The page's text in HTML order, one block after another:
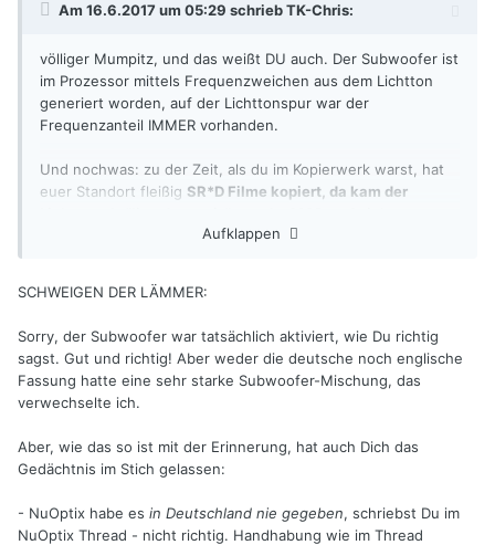
Am 16.6.2017 um 05:29 schriebTK-Chris:
völliger Mumpitz, und das weißt DU auch. Der Subwoofer ist
im Prozessor mittels Frequenzweichen aus dem Lichtton
generiert worden, auf der Lichttonspur war der
Frequenzanteil IMMER vorhanden.
Und nochwas: zu der Zeit, als du im Kopierwerk warst, hat
euer Standort fleißig SR*D Filme kopiert, da kam der
, du erinnerst Dich? 2. Stock links, das
Lichttonkamera und die Lautsprecher im Raum inkl. der MOD
Laufwerke? Nein? Ich muss ein Foto suchen.
Herrschaft, langsam wird's mir auch zu Bunt hier.
Aufklappen
SCHWEIGEN DER LÄMMER:
Sorry, der Subwoofer war tatsächlich aktiviert, wie Du richtig
sagst. Gut und richtig! Aber weder die deutsche noch englische
Fassung hatte eine sehr starke Subwoofer-Mischung, das
verwechselte ich.
Aber, wie das so ist mit der Erinnerung, hat auch Dich das
Gedächtnis im Stich gelassen:
- NuOptix habe es in Deutschland nie gegeben, schriebst Du im
NuOptix Thread - nicht richtig. Handhabung wie im Thread